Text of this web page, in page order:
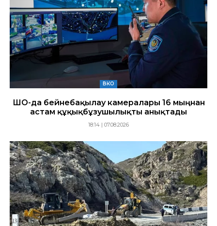
ВКО
ШҚО-да бейнебақылау камералары 16 мыңнан
астам құқықбұзушылықты анықтады
18:14 | 07.08.2026